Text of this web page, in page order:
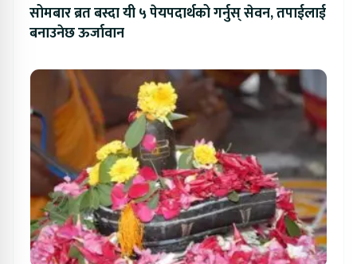
सोमबार ब्रत बस्दा यी ५ पेयपदार्थको गर्नुस् सेवन, तपाईलाई
बनाउनेछ ऊर्जावान